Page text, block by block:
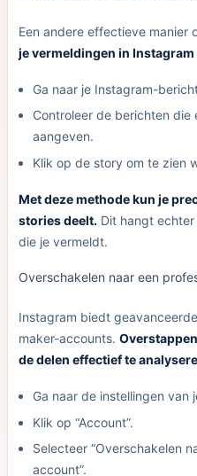
Een andere effectieve manier
je vermeldingen in
Ga naar je Instagram-
Controleer de berichten die
aangeven.
Klik op de story om te zien
Met deze methode kun je
stories deelt. Dit hangt
die je vermeldt.
Overschakelen naar een
Instagram biedt
maker-accounts.
de delen effectief te
Ga naar de instellingen van
Klik op “Account”.
Selecteer “Overschakelen
account”.